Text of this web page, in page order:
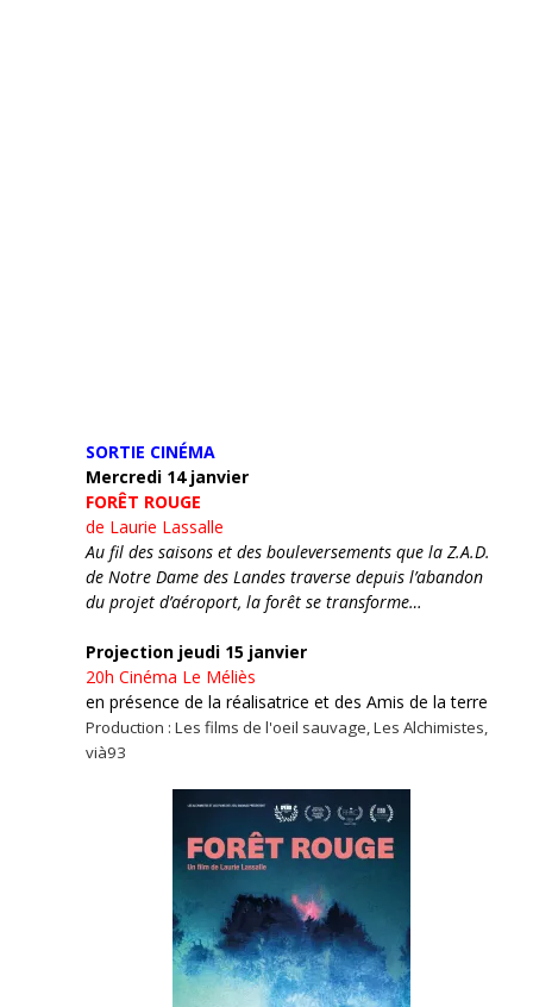
SORTIE CINÉMA
Mercredi 14 janvier
FORÊT ROUGE
de Laurie Lassalle
Au fil des saisons et des bouleversements que la Z.A.D.
de Notre Dame des Landes traverse depuis l’abandon
du projet d’aéroport, la forêt se transforme…
Projection jeudi 15 janvier
20h Cinéma Le Méliès
en présence de la réalisatrice et des Amis de la terre
Production : Les films de l'oeil sauvage, Les Alchimistes,
vià93